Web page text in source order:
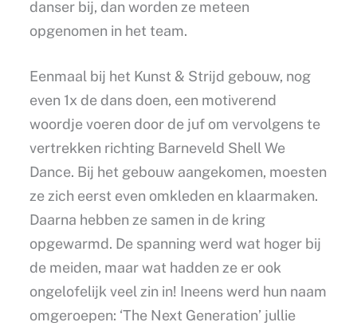
danser bij, dan worden ze meteen
opgenomen in het team.
Eenmaal bij het Kunst & Strijd gebouw, nog
even 1x de dans doen, een motiverend
woordje voeren door de juf om vervolgens te
vertrekken richting Barneveld Shell We
Dance. Bij het gebouw aangekomen, moesten
ze zich eerst even omkleden en klaarmaken.
Daarna hebben ze samen in de kring
opgewarmd. De spanning werd wat hoger bij
de meiden, maar wat hadden ze er ook
ongelofelijk veel zin in! Ineens werd hun naam
omgeroepen: ‘The Next Generation’ jullie